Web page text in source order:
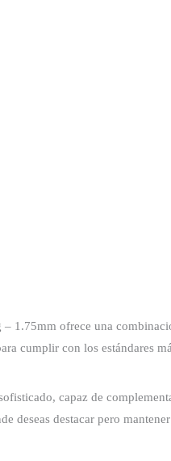
1.75mm ofrece una
cumplir con los estándares
capaz de
deseas destacar pero